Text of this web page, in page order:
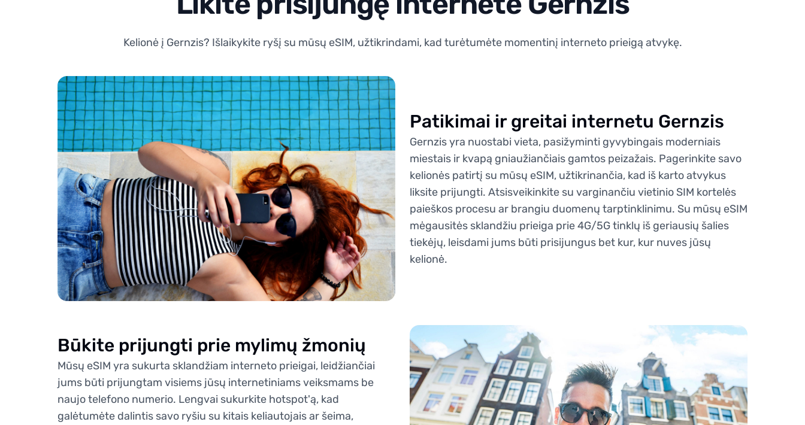
Kelionė į Gernzis? Išlaikykite ryšį su mūsų eSIM, užtikrindami, kad turėtumėte momentinį interneto prieigą atvykę.
Patikimai ir greitai internetu Gernzis
Gernzis yra nuostabi vieta, pasižyminti gyvybingais moderniais
miestais ir kvapą gniaužiančiais gamtos peizažais. Pagerinkite savo
kelionės patirtį su mūsų eSIM, užtikrinančia, kad iš karto atvykus
liksite prijungti. Atsisveikinkite su varginančiu vietinio SIM kortelės
paieškos procesu ar brangiu duomenų tarptinklinimu. Su mūsų eSIM
mėgausitės sklandžiu prieiga prie 4G/5G tinklų iš geriausių šalies
tiekėjų, leisdami jums būti prisijungus bet kur, kur nuves jūsų
kelionė.
Būkite prijungti prie mylimų žmonių
Mūsų eSIM yra sukurta sklandžiam interneto prieigai, leidžiančiai
jums būti prijungtam visiems jūsų internetiniams veiksmams be
naujo telefono numerio. Lengvai sukurkite hotspot'ą, kad
galėtumėte dalintis savo ryšiu su kitais keliautojais ar šeima,